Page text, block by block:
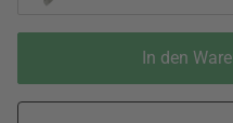
In den